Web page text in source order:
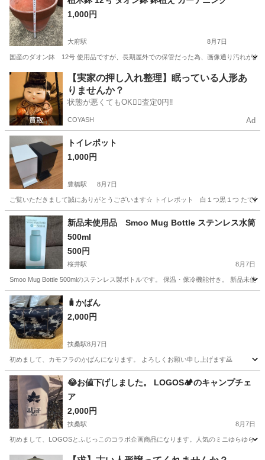
1,000円
大府駅 8月7日
国産のダオン鉢 12号 使用品ですが、長期屋外での保管だった為、画像通り汚れがあ
愛知 大府市 大府駅 その他 鉢植え
【実家の押し入れ整理】眠っている人形あ
りませんか？
状態が悪くてもOK🙆‍♀️査定0円‼️
COYASH Ad
トイレポット
1,000円
豊橋駅 8月7日
ご覧いただきまして誠にありがとうございます☆ トイレポット 白１つ黒１つ たて約
愛知 豊橋市 豊橋駅 家庭用品
新品未使用品 Smoo Mug Bottle ステンレス水筒
500ml
500円
桜井駅 8月7日
Smoo Mug Bottle 500mlのステンレス製ボトルです。 保温・保冷機能付き。 新品未使
愛知 安城市 桜井駅
🧳かばん
2,000円
扶桑駅8月7日
初めまして、カモフラのかばんになります。 よろしくお願い申し上げます🙇
愛知 丹羽郡 扶桑駅 家庭用品
😂お値下げしました。 LOGOS🏕️のキャンプチェ
ア
2,000円
扶桑駅 8月7日
初めまして、LOGOSとふじっこのコラボ企画商品になります。人気のミニゆらゆら
丹羽郡 扶桑駅 家庭用品 LOGOS